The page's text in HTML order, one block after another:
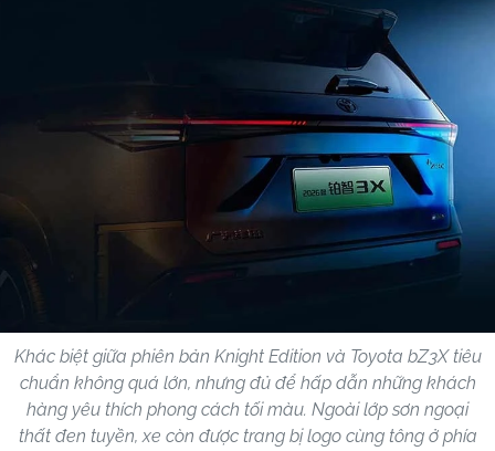
Khác biệt giữa phiên bản Knight Edition và Toyota bZ3X tiêu
chuẩn không quá lớn, nhưng đủ để hấp dẫn những khách
hàng yêu thích phong cách tối màu. Ngoài lớp sơn ngoại
thất đen tuyền, xe còn được trang bị logo cùng tông ở phía